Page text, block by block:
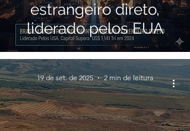
estrangeiro direto,
liderado pelos EUA
19 de set. de 2025 2 min de leitura